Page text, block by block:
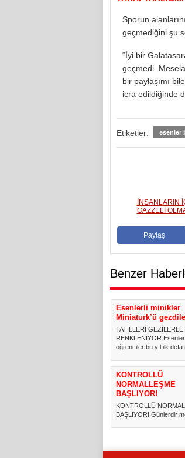
Sporun
geçmediğini şu
“İyi bir
geçmedi.
bir paylaşımı
icra edildiğinde
Etiketler: esenler
İNSANLARIN
GAZZELİ
Paylaş
Benzer
Esenlerli minikler
Miniaturk’ü
TATİLLERİ GEZİLERLE
RENKLENİYOR
öğrenciler bu yıl ilk defa
KONTROLLÜ
NORMALLEŞME
BAŞLIYOR!
KONTROLLÜ
BAŞLIYOR! Günlerdir